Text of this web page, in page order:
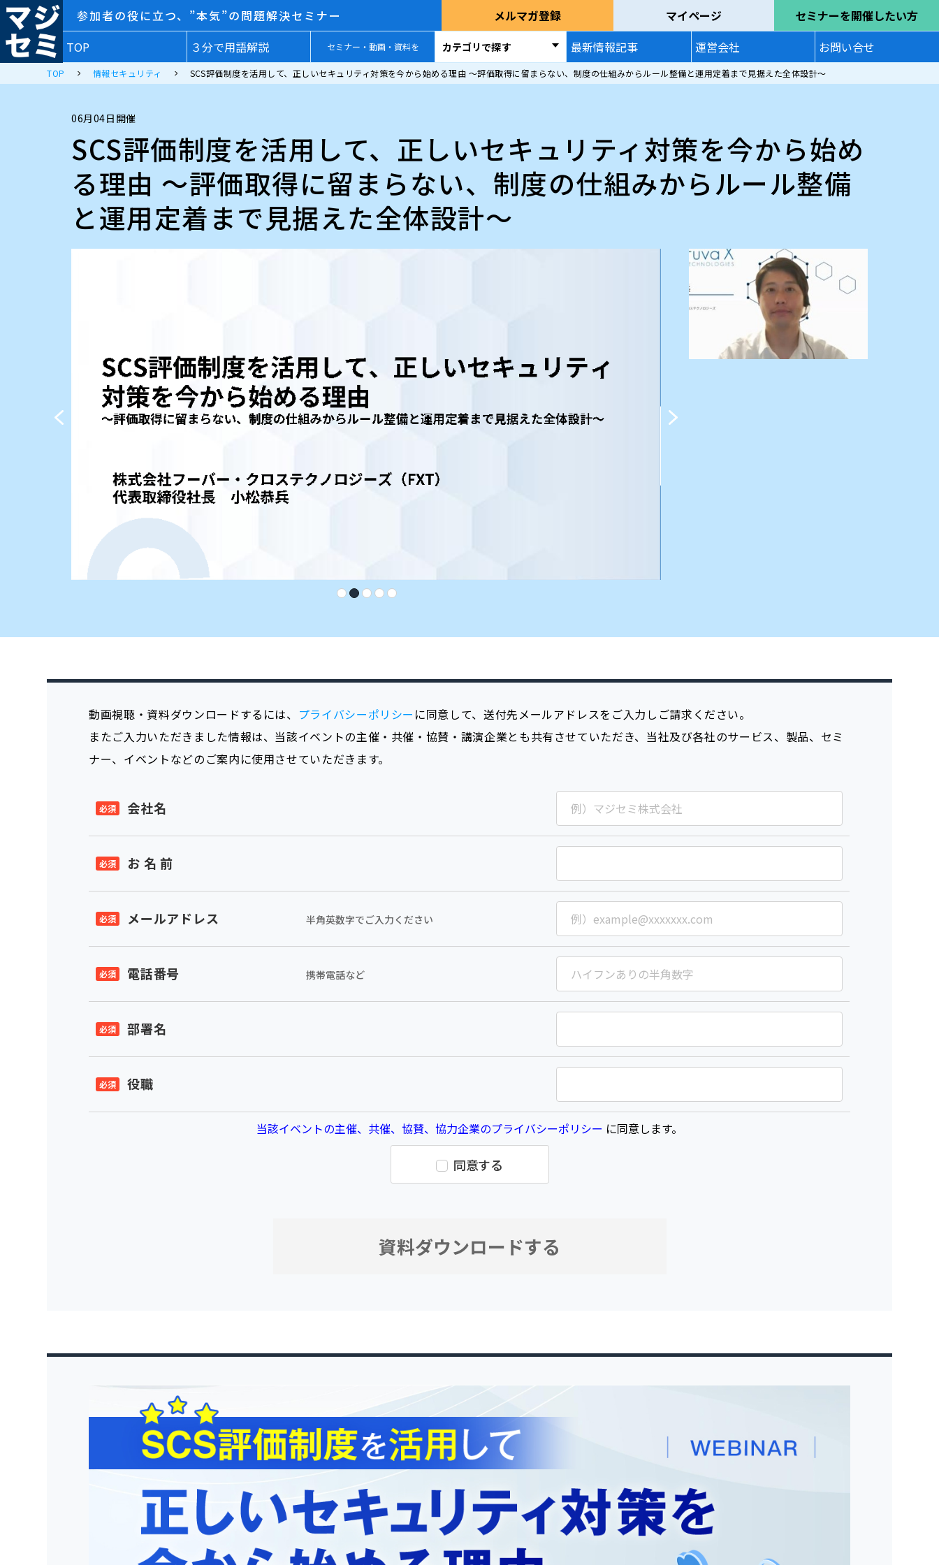
参加者の役に立つ、”本気”の問題解決セミナー メルマガ登録 マイページ
セミナーを開催したい方
TOP
３分で用語解説 セミナー・動画・資料を カテゴリで探す 最新情報記事 運営会社 お問い合せ
TOP 情報セキュリティ SCS評価制度を活用して、正しいセキュリティ対策を今から始める理由 ～評価取得に留まらない、制度の仕組みからルール整備と運用定着まで見据えた全体設計～
06月04日開催
SCS評価制度を活用して、正しいセキュリティ対策を今から始め
る理由 ～評価取得に留まらない、制度の仕組みからルール整備
と運用定着まで見据えた全体設計～
動画視聴・資料ダウンロードするには、 プライバシーポリシー に同意して、送付先メールアドレスをご入力しご請求ください。
またご入力いただきました情報は、当該イベントの主催・共催・協賛・講演企業とも共有させていただき、当社及び各社のサービス、製品、セミ
ナー、イベントなどのご案内に使用させていただきます。
会社名
お 名 前
メールアドレス 半角英数字でご入力ください
電話番号 携帯電話など
部署名
役職
当該イベントの主催、共催、協賛、協力企業のプライバシーポリシー に同意します。
同意する